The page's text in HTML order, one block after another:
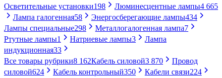
Осветительные установки198 Люминесцентные лампы4 665
Лампа галогенная58 Энергосберегающие лампы434
Лампы специальные298 Металлогалогенная лампа7
Ртутные лампы1 Натриевые лампы3
Лампа
индукционная33
Все товары рубрики8 162Кабель силовой3 870
Провод
силовой624 Кабель контрольный350 Кабели связи224